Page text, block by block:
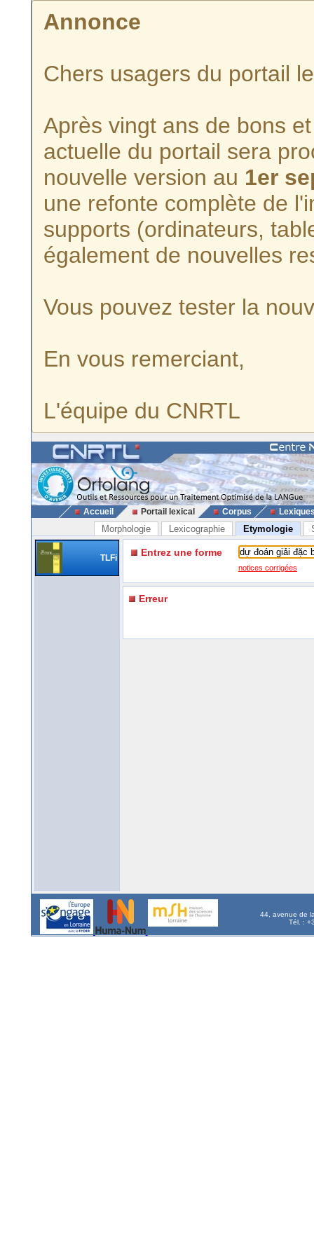
Annonce
Chers usagers du portail
Après vingt ans de bons
actuelle du portail sera
nouvelle version au 1er
une refonte complète de
supports (ordinateurs,
également de nouvelles
Vous pouvez tester la
En vous remerciant,
L'équipe du CNRTL
Accueil Portail lexical Corpus
Morphologie Lexicographie Etymologie
TLFi Entrez une forme
notices corrigées
Erreur
44, avenue de
Tél. :